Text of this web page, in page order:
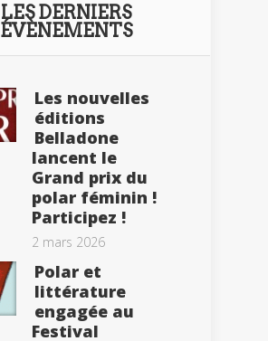
LES DERNIERS
ÉVÈNEMENTS
Les nouvelles
éditions
Belladone
lancent le
Grand prix du
polar féminin !
Participez !
2 mars 2026
Polar et
littérature
engagée au
Festival